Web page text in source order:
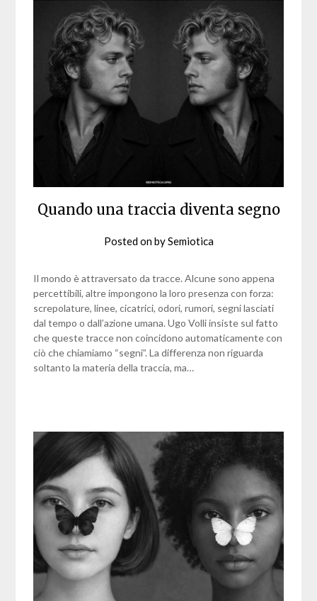
Quando una traccia diventa segno
Posted onbySemiotica
Il mondo è attraversato da tracce. Alcune sono appena
percettibili, altre impongono la loro presenza con forza:
screpolature, linee, cicatrici, odori, rumori, segni lasciati
dal tempo o dall’azione umana. Ugo Volli insiste sul fatto
che queste tracce non coincidono automaticamente con
ciò che chiamiamo “segni”. La differenza non riguarda
soltanto la materia della traccia, ma…